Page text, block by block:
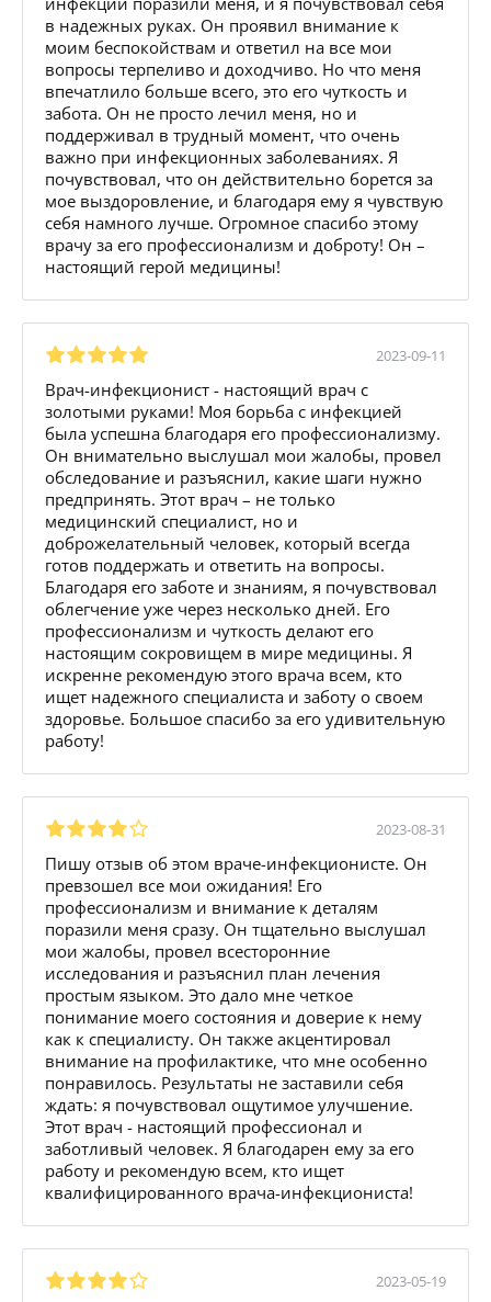
в надежных руках. Он проявил внимание к
моим беспокойствам и ответил на все мои
вопросы терпеливо и доходчиво. Но что меня
впечатлило больше всего, это его чуткость и
забота. Он не просто лечил меня, но и
поддерживал в трудный момент, что очень
важно при инфекционных заболеваниях. Я
почувствовал, что он действительно борется за
мое выздоровление, и благодаря ему я чувствую
себя намного лучше. Огромное спасибо этому
врачу за его профессионализм и доброту! Он –
настоящий герой медицины!
2023-09-11
Врач-инфекционист - настоящий врач с
золотыми руками! Моя борьба с инфекцией
была успешна благодаря его профессионализму.
Он внимательно выслушал мои жалобы, провел
обследование и разъяснил, какие шаги нужно
предпринять. Этот врач – не только
медицинский специалист, но и
доброжелательный человек, который всегда
готов поддержать и ответить на вопросы.
Благодаря его заботе и знаниям, я почувствовал
облегчение уже через несколько дней. Его
профессионализм и чуткость делают его
настоящим сокровищем в мире медицины. Я
искренне рекомендую этого врача всем, кто
ищет надежного специалиста и заботу о своем
здоровье. Большое спасибо за его удивительную
работу!
2023-08-31
Пишу отзыв об этом враче-инфекционисте. Он
превзошел все мои ожидания! Его
профессионализм и внимание к деталям
поразили меня сразу. Он тщательно выслушал
мои жалобы, провел всесторонние
исследования и разъяснил план лечения
простым языком. Это дало мне четкое
понимание моего состояния и доверие к нему
как к специалисту. Он также акцентировал
внимание на профилактике, что мне особенно
понравилось. Результаты не заставили себя
ждать: я почувствовал ощутимое улучшение.
Этот врач - настоящий профессионал и
заботливый человек. Я благодарен ему за его
работу и рекомендую всем, кто ищет
квалифицированного врача-инфекциониста!
2023-05-19